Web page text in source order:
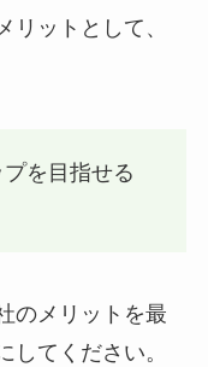
リットとして、
を目指せる
のメリットを最
してください。